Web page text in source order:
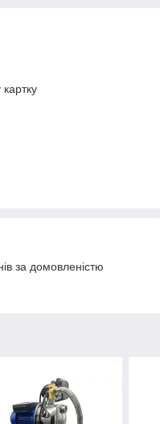
за домовленістю